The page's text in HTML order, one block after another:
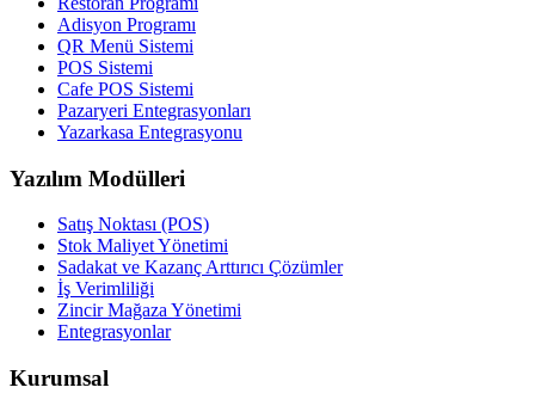
Adisyon Programı
QR Menü Sistemi
POS Sistemi
Cafe POS Sistemi
Pazaryeri Entegrasyonları
Yazarkasa Entegrasyonu
Yazılım Modülleri
Satış Noktası (POS)
Stok Maliyet Yönetimi
Sadakat ve Kazanç Arttırıcı Çözümler
İş Verimliliği
Zincir Mağaza Yönetimi
Entegrasyonlar
Kurumsal